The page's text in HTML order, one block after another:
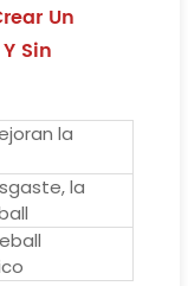
Un
Sin
la
la